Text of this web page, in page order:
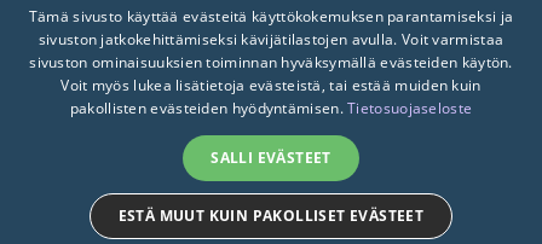
Tietosuojaseloste
Turvallisemman tilan periaatteet
© 2026 STTK. Made with ❤ byAvoin.Systems
FINNISH
SWEDISH
Tämä sivusto käyttää evästeitä käyttökokemuksen parantamiseksi ja
sivuston jatkokehittämiseksi kävijätilastojen avulla. Voit varmistaa
sivuston ominaisuuksien toiminnan hyväksymällä evästeiden käytön.
Voit myös lukea lisätietoja evästeistä, tai estää muiden kuin
pakollisten evästeiden hyödyntämisen.Tietosuojaseloste
SALLI EVÄSTEET
ESTÄ MUUT KUIN PAKOLLISET EVÄSTEET